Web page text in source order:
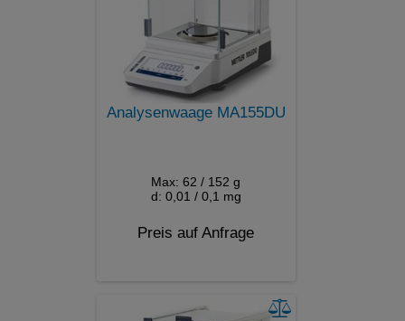
Analysenwaage MA155DU
Max: 62 / 152 g
d: 0,01 / 0,1 mg
Preis auf Anfrage